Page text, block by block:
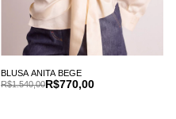
BLUSA ANITA BEGE
R$770,00
R$1.540,00